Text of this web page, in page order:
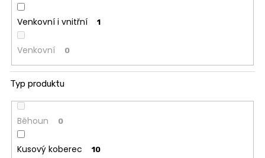
Venkovní i vnitřní 1
Venkovní 0
Typ produktu
Běhoun 0
Kusový koberec 10